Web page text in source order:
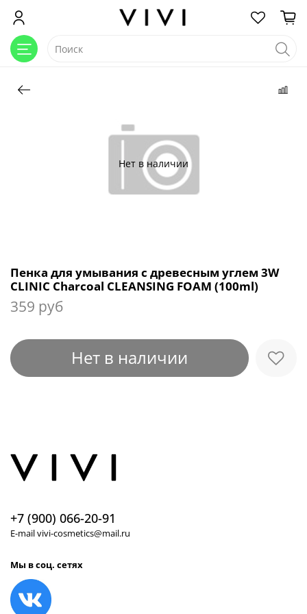
Нет в наличии
Пенка для умывания с древесным углем 3W
CLINIC Charcoal CLEANSING FOAM (100ml)
359 руб
Нет в наличии
+7 (900) 066-20-91
E-mail vivi-cosmetics@mail.ru
Мы в соц. сетях